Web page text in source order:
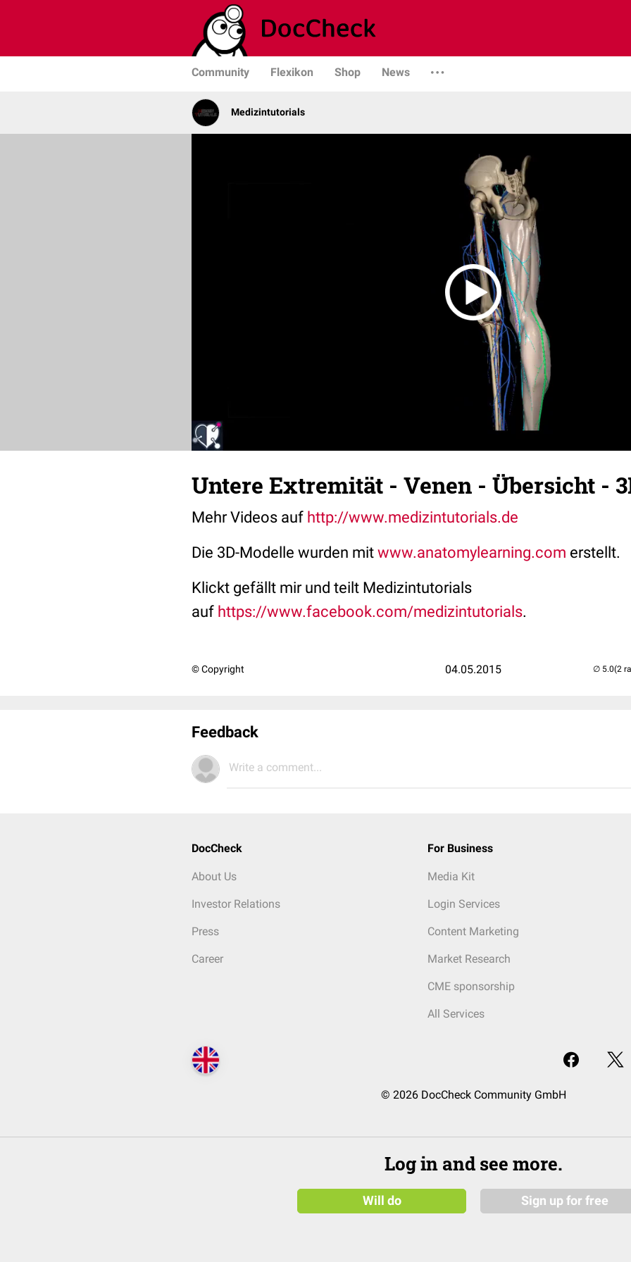
Community Flexikon Shop News
Medizintutorials
Untere Extremität - Venen - Übersicht -
Mehr Videos auf http://www.medizintutorials.de
Die 3D-Modelle wurden mit www.anatomylearning.com erstellt.
Klickt gefällt mir und teilt Medizintutorials
auf https://www.facebook.com/medizintutorials.
© Copyright 04.05.2015 (2
Feedback
Write a comment...
DocCheck
About Us
Investor Relations
Press
Career
For Business
Media Kit
Login Services
Content Marketing
Market Research
CME sponsorship
All Services
© 2026 DocCheck Community GmbH
Log in and see more.
Will do Sign up for free